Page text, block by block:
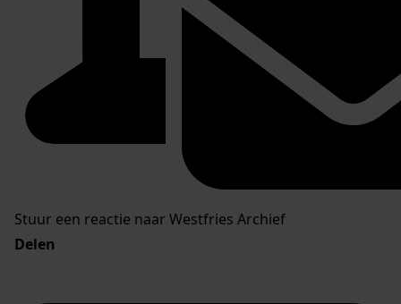
Stuur een reactie naar Westfries Archief
Delen